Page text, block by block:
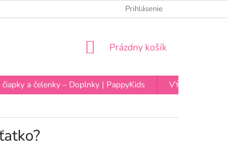
ÚDAJOV Prihlásenie
NÁKUPNÝ
Prázdny košík
čiapky a čelenky – Doplnky | PappyKids
VÝPREDAJ